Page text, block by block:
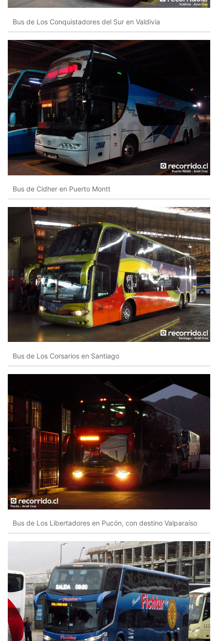
Bus de Los Conquistadores del Sur en Valdivia
Bus de Cidher en Puerto Montt
Bus de Los Corsarios en Santiago
Bus de Los Libertadores en Pucón, con destino Valparaíso